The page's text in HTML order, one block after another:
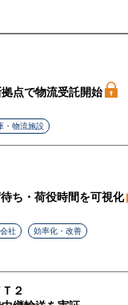
点で物流受託開始
・物流施設
ち・荷役時間を可視化
社 効率化・改善
２